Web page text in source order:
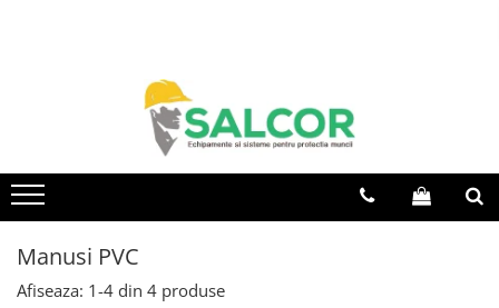
Articole unica folosinta
Combinezoane
Manusi PVC
Afiseaza: 1-4 din 4 produse